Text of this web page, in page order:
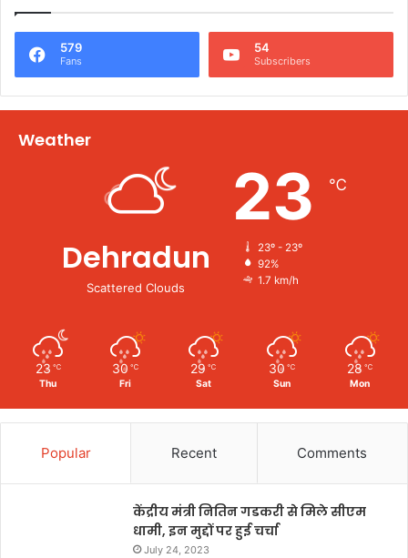
579
Fans
54
Subscribers
Weather
Dehradun
Scattered Clouds
23 ℃
23º - 23º
92%
1.7 km/h
23 ℃
Thu
30 ℃
Fri
29 ℃
Sat
30 ℃
Sun
28 ℃
Mon
Popular Recent Comments
केंद्रीय मंत्री नितिन गडकरी से मिले सीएम
धामी, इन मुद्दों पर हुई चर्चा
July 24, 2023